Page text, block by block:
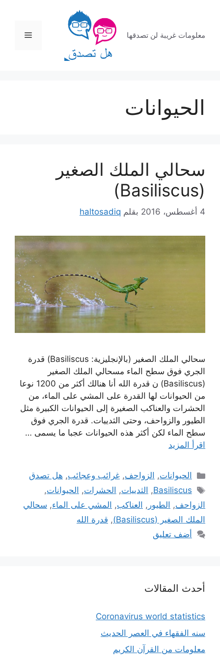
المحتوى
معلومات غريبة لن تصدقها القائمة
الحيوانات
سحالي الملك الصغير
(Basiliscus)
4 أغسطس، 2016 بقلم haltosadiq
سحالي الملك الصغير (بالإنجليزية: Basiliscus) قدرة
الجري فوق سطح الماء مسحالي الملك الصغير
(Basiliscus) ن قدرة الله أنا هنالك أكثر من 1200 نوعا
من الحيوانات لها القدرة على المشي على الماء، من
الحشرات والعناكب الصغيرة إلى الحيوانات الكبيرة مثل
الطيور والزواحف، وحتى الثدييات. قدرة الجري فوق
سطح الماء لكن أكثر هذه الحيوانات عجبا ما يسمى …
اقرأ المزيد
التصنيفات
الحيوانات, الزواحف,غرائب وعجائب, هل تصدق
الوسوم
Basiliscus
, الثدييات, الحشرات, الحيوانات,
الزواحف, الطيور , العناكب, المشي على الماء, سحالي
الملك الصغير (Basiliscus)
, قدرة الله
أضف تعليق
أحدث المقالات
Coronavirus world statistics
سنه الفقهاء في العصر الحديث
معلومات من القرآن الكريم